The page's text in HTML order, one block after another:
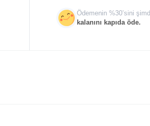
Ödemenin %30’sini
kalanını kapıda öde.